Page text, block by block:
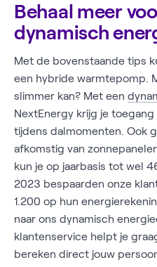
Behaal meer
dynamisch
Met de bovenstaande tips
een hybride warmtepomp.
slimmer kan? Met een
NextEnergy krijg je
tijdens dalmomenten. Ook
afkomstig van
kun je op jaarbasis tot wel
2023 bespaarden onze
1.200 op hun
naar ons dynamisch
klantenservice helpt je
bereken direct jouw